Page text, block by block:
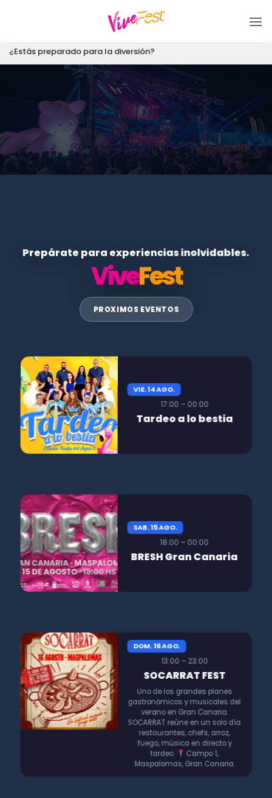
¿Estás preparado para la diversión?
Prepárate para experiencias inolvidables.
ViveFest
PROXIMOS EVENTOS
VIE. 14 AGO.
17:00 – 00:00
Tardeo a lo bestia
SAB. 15 AGO.
18:00 – 00:00
BRESH Gran Canaria
DOM. 16 AGO.
13:00 – 23:00
SOCARRAT FEST
Uno de los grandes planes
gastronómicos y musicales del
verano en Gran Canaria.
SOCARRAT reúne en un solo día
restaurantes, chefs, arroz,
fuego, música en directo y
tardeo.
Campo 1,
Maspalomas, Gran Canaria.